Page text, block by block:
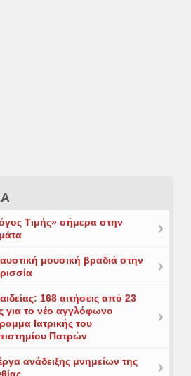
Τιμής» σήμερα στην
μουσική βραδιά στην
168 αιτήσεις από 23
για το νέο αγγλόφωνο
Ιατρικής του
Πατρών
ανάδειξης μνημείων της